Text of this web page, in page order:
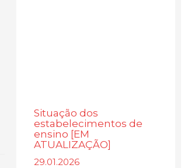
Situação dos
estabelecimentos de
ensino [EM
ATUALIZAÇÃO]
29.01.2026